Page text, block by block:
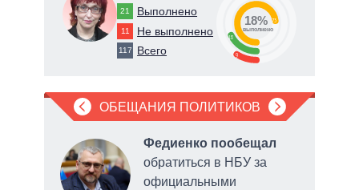
21 Выполнено
11 Не выполнено
117 Всего 9
18
73
18%
выполнено
ОБЕЩАНИЯ ПОЛИТИКОВ
Федиенко пообещал
обратиться в НБУ за
официальными